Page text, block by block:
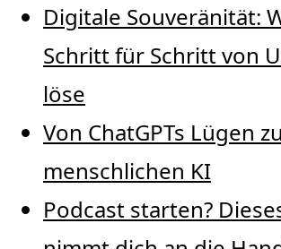
Digitale Souveränität:
Schritt für Schritt von
löse
Von ChatGPTs Lügen
menschlichen KI
Podcast starten?